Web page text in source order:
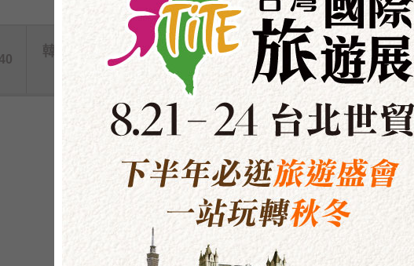
韓流神射手 投壺挑戰
立即報名
【報名步驟】